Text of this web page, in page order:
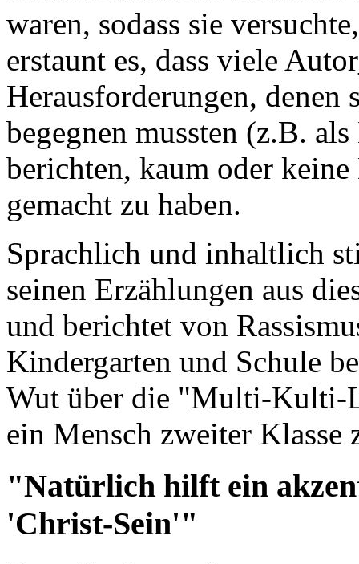
waren, sodass sie
erstaunt es, dass viele
Herausforderungen, denen
begegnen mussten (z.B.
berichten, kaum oder
gemacht zu haben.
Sprachlich und inhaltlich
seinen Erzählungen aus
und berichtet von
Kindergarten und Schule
Wut über die "Multi-Kulti-
ein Mensch zweiter Klasse
"Natürlich hilft ein
'Christ-Sein'"